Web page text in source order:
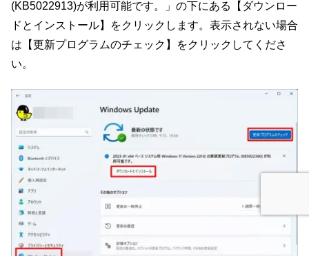
(KB5022913)が利用可能です。」の下にある【ダウンロー
ドとインストール】をクリックします。表示されない場合
は【更新プログラムのチェック】をクリックしてくださ
い。